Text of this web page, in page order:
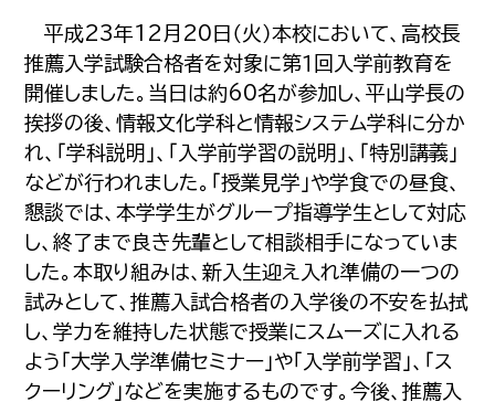
平成23年12月20日（火）本校において、高校長
推薦入学試験合格者を対象に第１回入学前教育を
開催しました。当日は約60名が参加し、平山学長の
挨拶の後、情報文化学科と情報システム学科に分か
れ、「学科説明」、「入学前学習の説明」、「特別講義」
などが行われました。「授業見学」や学食での昼食、
懇談では、本学学生がグループ指導学生として対応
し、終了まで良き先輩として相談相手になっていま
した。本取り組みは、新入生迎え入れ準備の一つの
試みとして、推薦入試合格者の入学後の不安を払拭
し、学力を維持した状態で授業にスムーズに入れる
よう「大学入学準備セミナー」や「入学前学習」、「ス
クーリング」などを実施するものです。今後、推薦入